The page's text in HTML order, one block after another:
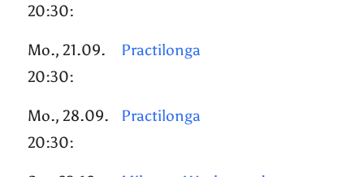
20:30:
Mo., 21.09.
20:30:
Practilonga
Mo., 28.09.
20:30:
Practilonga